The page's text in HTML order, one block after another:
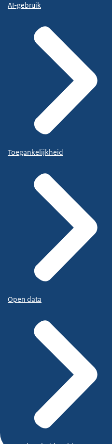
AI-gebruik
Toegankelijkheid
Open data